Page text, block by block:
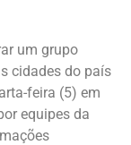
um grupo
cidades do país
feira (5) em
equipes da